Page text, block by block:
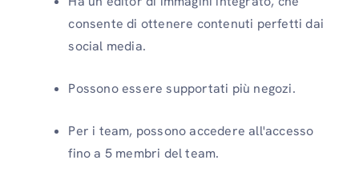
consente di ottenere contenuti perfetti dai
social media.
Possono essere supportati più negozi.
Per i team, possono accedere all'accesso
fino a 5 membri del team.